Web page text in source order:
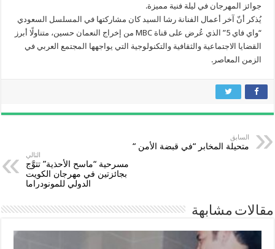
جوائز المهرجان في ليلة فنية مميزة.
يُذكر أنّ آخر أعمال الفنانة رشا السيد كان مشاركتها في المسلسل السعودي
“واي فاي 5” الذي عُرض على قناة MBC من إخراج النعمان حسين، متناولًا أبرز
القضايا الاجتماعية والثقافية والتكنولوجية التي يواجهها المجتمع العربي في
الزمن المعاصر.
السابق
متحيلة المخابر “في قبضة الأمن “
التالي
مسرحية “ماسح الأحذية” تتوَّج
بجائزتين في مهرجان الكويت
الدولي للمونودراما
مقالات مشابهة